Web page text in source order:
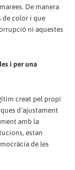
De manera
de color i que
ni aquestes
i per una
creat pel propi
d'ajustament
amb la
estan
de les